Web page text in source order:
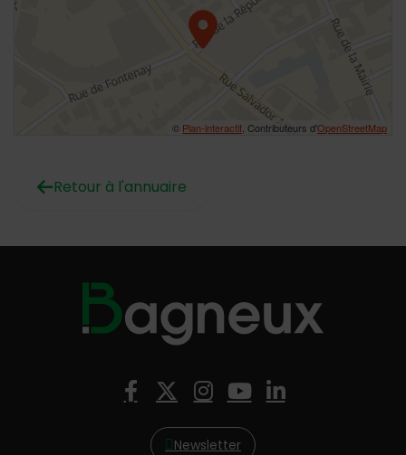
© Plan-interactif , Contributeurs d'OpenStreetMap
Retour à l'annuaire
Facebook
X (Twitter)
Instagram
YouTube
LinkedIn
Newsletter